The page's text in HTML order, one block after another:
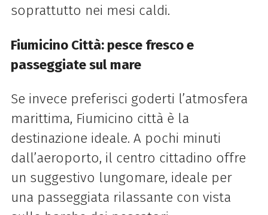
soprattutto nei mesi caldi.
Fiumicino Città: pesce fresco e
passeggiate sul mare
Se invece preferisci goderti l’atmosfera
marittima, Fiumicino città è la
destinazione ideale. A pochi minuti
dall’aeroporto, il centro cittadino offre
un suggestivo lungomare, ideale per
una passeggiata rilassante con vista